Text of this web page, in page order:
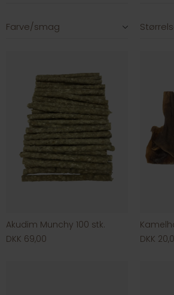
Farve/smag
Akudim Munchy 100 stk.
DKK 69,00
DKK